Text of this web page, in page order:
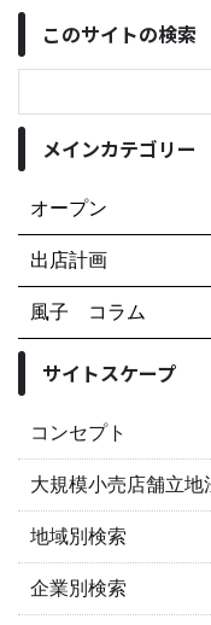
このサイトの検索
メインカテゴリー
オープン
出店計画
風子 コラム
サイトスケープ
コンセプト
大規模小売店舗立
地域別検索
企業別検索